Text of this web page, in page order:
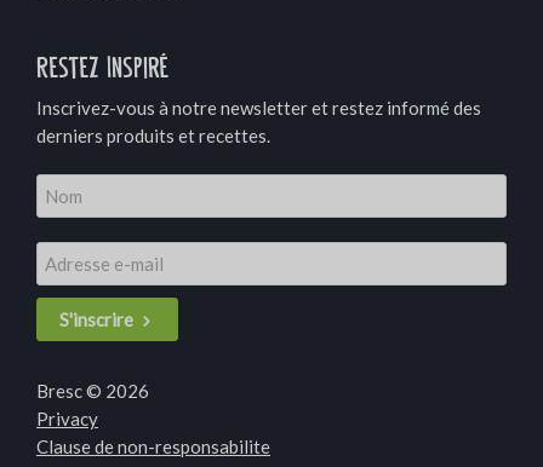
Restez Inspiré
Inscrivez-vous à notre newsletter et restez informé des
derniers produits et recettes.
S'inscrire
Bresc © 2026
Privacy
Clause de non-responsabilite